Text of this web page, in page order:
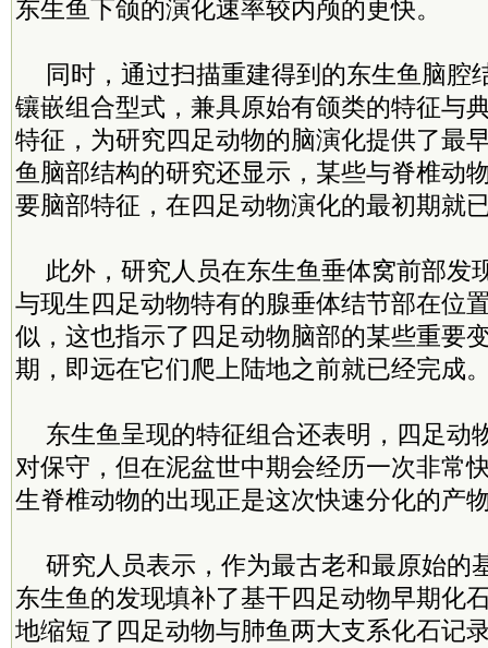
东生鱼下颌的演化速率较内颅的更快。
同时，通过扫描重建得到的东生鱼脑腔
镶嵌组合型式，兼具原始有颌类的特征与
特征，为研究四足动物的脑演化提供了最
鱼脑部结构的研究还显示，某些与脊椎动
要脑部特征，在四足动物演化的最初期就
此外，研究人员在东生鱼垂体窝前部发
与现生四足动物特有的腺垂体结节部在位
似，这也指示了四足动物脑部的某些重要
期，即远在它们爬上陆地之前就已经完成
东生鱼呈现的特征组合还表明，四足动
对保守，但在泥盆世中期会经历一次非常
生脊椎动物的出现正是这次快速分化的产
研究人员表示，作为最古老和最原始的
东生鱼的发现填补了基干四足动物早期化
地缩短了四足动物与肺鱼两大支系化石记